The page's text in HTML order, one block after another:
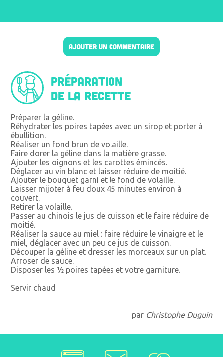
AJOUTER UN COMMENTAIRE
Préparation
de la recette
Préparer la géline.
Réhydrater les poires tapées avec un sirop et porter à
ébullition.
Réaliser un fond brun de volaille.
Faire dorer la géline dans la matière grasse.
Ajouter les oignons et les carottes émincés.
Déglacer au vin blanc et laisser réduire de moitié.
Ajouter le bouquet garni et le fond de volaille.
Laisser mijoter à feu doux 45 minutes environ à
couvert.
Retirer la volaille.
Passer au chinois le jus de cuisson et le faire réduire de
moitié.
Réaliser la sauce au miel : faire réduire le vinaigre et le
miel, déglacer avec un peu de jus de cuisson.
Découper la géline et dresser les morceaux sur un plat.
Arroser de sauce.
Disposer les ½ poires tapées et votre garniture.
Servir chaud
par Christophe Duguin